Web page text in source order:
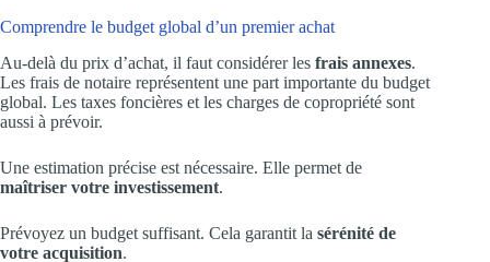
Comprendre le budget global d’un premier achat
Au-delà du prix d’achat, il faut considérer les frais annexes.
Les frais de notaire représentent une part importante du budget
global. Les taxes foncières et les charges de copropriété sont
aussi à prévoir.
Une estimation précise est nécessaire. Elle permet de
maîtriser votre investissement.
Prévoyez un budget suffisant. Cela garantit la sérénité de
votre acquisition.